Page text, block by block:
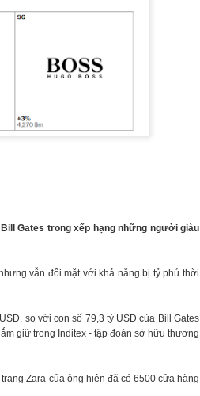
Gates trong xếp hạng những người giàu
vẫn đối mặt với khả năng bị tỷ phú thời
so với con số 79,3 tỷ USD của Bill Gates
giữ trong Inditex - tập đoàn sở hữu thương
Zara của ông hiện đã có 6500 cửa hàng
giàu, kinh doanh và xây dựng sự
triệu đô có thật sự khó kiếm?".